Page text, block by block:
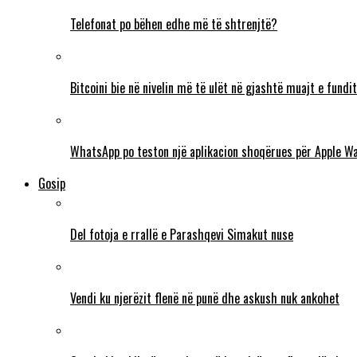
Telefonat po bëhen edhe më të shtrenjtë?
Bitcoini bie në nivelin më të ulët në gjashtë muajt e fundit
WhatsApp po teston një aplikacion shoqërues për Apple
Gosip
Del fotoja e rrallë e Parashqevi Simakut nuse
Vendi ku njerëzit flenë në punë dhe askush nuk ankohet